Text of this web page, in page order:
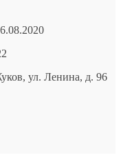
ул. Ленина, д. 96